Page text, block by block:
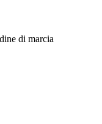
di marcia